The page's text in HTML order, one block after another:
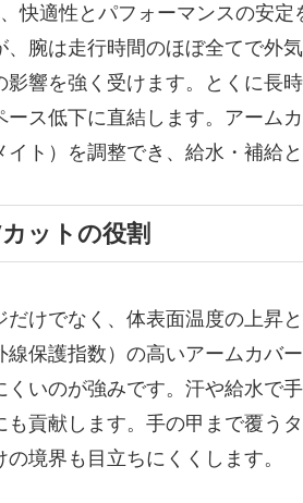
快適性とパフォーマンスの安
腕は走行時間のほぼ全てで外
影響を強く受けます。とくに長
ース低下に直結します。アーム
ト）を調整でき、給水・補給
ットの役割
だけでなく、体表面温度の上昇
線保護指数）の高いアームカバ
いのが強みです。汗や給水で
も貢献します。手の甲まで覆う
境界も目立ちにくくします。